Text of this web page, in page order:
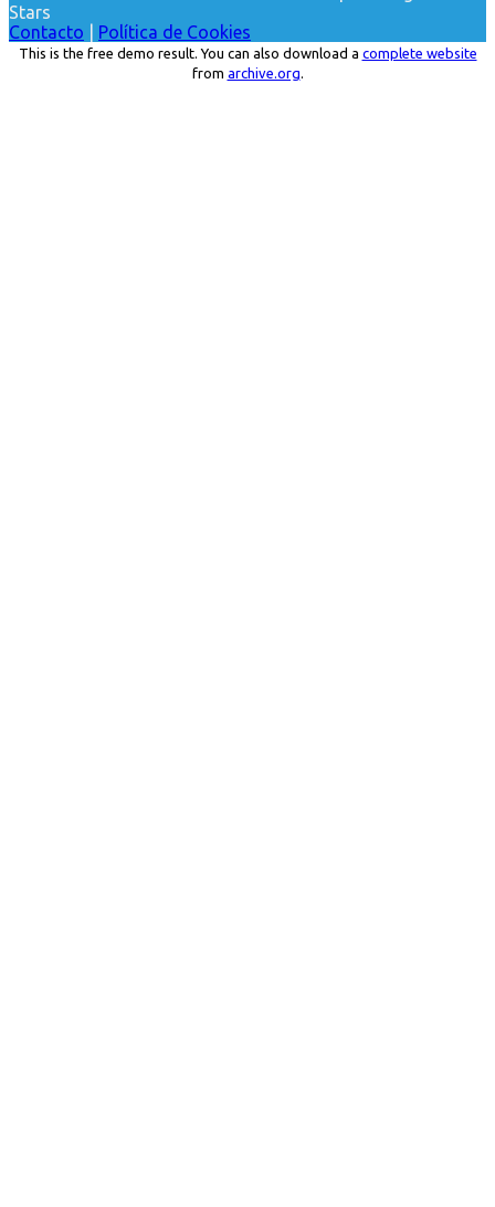
Stars
Contacto
Política de Cookies
This is the free demo result. You can also download a complete website
from archive.org.